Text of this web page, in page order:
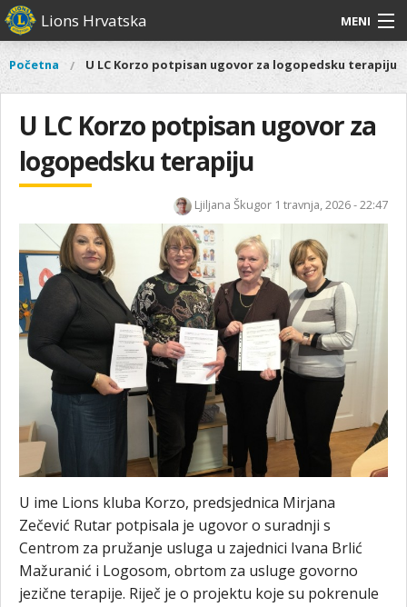
Skoči
na
sadržaj
Lions Hrvatska MENI
O nama
Naši projekti
Aktivnosti
Glavni
O
nama
Distrikt
126
Naši
Aktivnosti
Vi
ste
ovdje
Početna U LC Korzo potpisan ugovor za logopedsku terapiju
U LC Korzo potpisan ugovor za
logopedsku terapiju
Ljiljana Škugor 1 travnja, 2026 - 22:47
U ime Lions kluba Korzo, predsjednica Mirjana
Zečević Rutar potpisala je ugovor o suradnji s
Centrom za pružanje usluga u zajednici Ivana Brlić
Mažuranić i Logosom, obrtom za usluge govorno
jezične terapije. Riječ je o projektu koje su pokrenule